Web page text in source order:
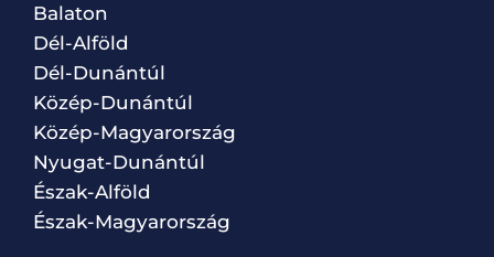
Balaton
Dél-Alföld
Dél-Dunántúl
Közép-Dunántúl
Közép-Magyarország
Nyugat-Dunántúl
Észak-Alföld
Észak-Magyarország